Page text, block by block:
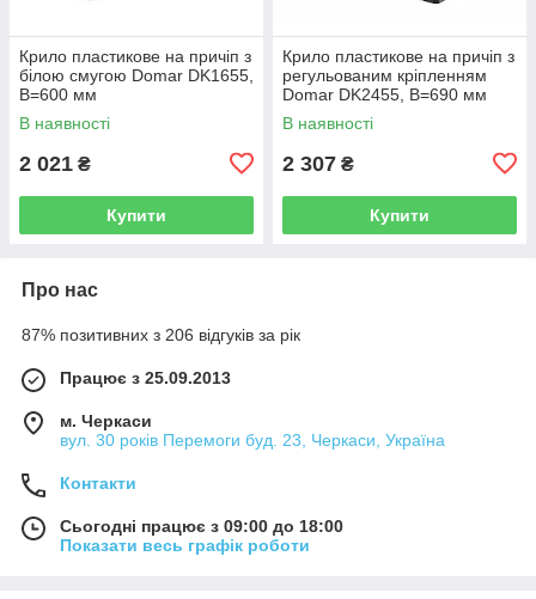
Крило пластикове на причіп з
білою смугою Domar DK1655,
В=600 мм
В наявності
2 021 ₴
Купити
Крило пластикове на причіп з
регульованим кріпленням
Domar DK2455, В=690 мм
В наявності
2 307 ₴
Купити
Про нас
87% позитивних з 206 відгуків за рік
Працює з 25.09.2013
м. Черкаси
вул. 30 років Перемоги буд. 23, Черкаси, Україна
Контакти
Сьогодні працює з 09:00 до 18:00
Показати весь графік роботи